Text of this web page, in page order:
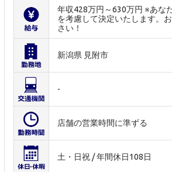
年収428万円～630万円 ※あな
を考慮して決定いたします。
さい！
新潟県 見附市
-
店舗の営業時間に準ずる
土・日祝 / 年間休日108日